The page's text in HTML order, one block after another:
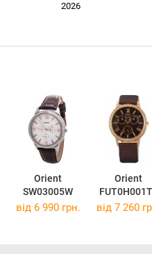
2026
Orient
SW03005W
Orient
від 6 990 грн. від 7 260